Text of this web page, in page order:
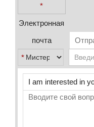
*
Электронная
почта
*